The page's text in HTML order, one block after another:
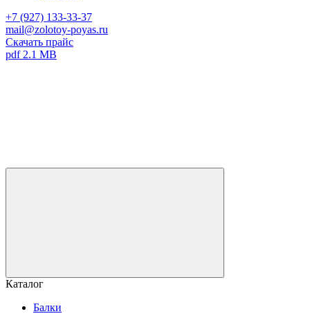
+7 (927) 133-33-37
mail@zolotoy-poyas.ru
Скачать прайс
pdf 2.1 MB
Каталог
Балки